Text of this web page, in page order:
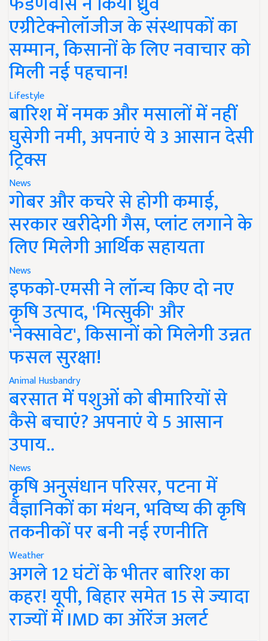
एग्रीटेक्नोलॉजीज के संस्थापकों का
सम्मान, किसानों के लिए नवाचार को
मिली नई पहचान!
Lifestyle
बारिश में नमक और मसालों में नहीं
घुसेगी नमी, अपनाएं ये 3 आसान देसी
ट्रिक्स
News
गोबर और कचरे से होगी कमाई,
सरकार खरीदेगी गैस, प्लांट लगाने के
लिए मिलेगी आर्थिक सहायता
News
इफको-एमसी ने लॉन्च किए दो नए
कृषि उत्पाद, 'मित्सुकी' और
'नेक्सावेट', किसानों को मिलेगी उन्नत
फसल सुरक्षा!
Animal Husbandry
बरसात में पशुओं को बीमारियों से
कैसे बचाएं? अपनाएं ये 5 आसान
उपाय..
News
कृषि अनुसंधान परिसर, पटना में
वैज्ञानिकों का मंथन, भविष्य की कृषि
तकनीकों पर बनी नई रणनीति
Weather
अगले 12 घंटों के भीतर बारिश का
कहर! यूपी, बिहार समेत 15 से ज्यादा
राज्यों में IMD का ऑरेंज अलर्ट